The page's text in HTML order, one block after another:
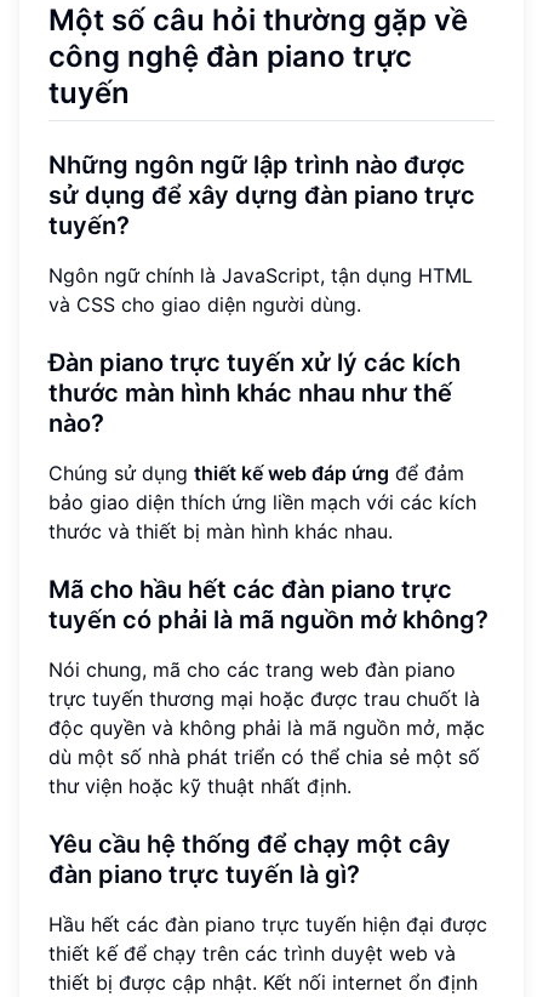
Một số câu hỏi thường gặp về
công nghệ đàn piano trực
tuyến
Những ngôn ngữ lập trình nào được
sử dụng để xây dựng đàn piano trực
tuyến?
Ngôn ngữ chính là JavaScript, tận dụng HTML
và CSS cho giao diện người dùng.
Đàn piano trực tuyến xử lý các kích
thước màn hình khác nhau như thế
nào?
Chúng sử dụng thiết kế web đáp ứng để đảm
bảo giao diện thích ứng liền mạch với các kích
thước và thiết bị màn hình khác nhau.
Mã cho hầu hết các đàn piano trực
tuyến có phải là mã nguồn mở không?
Nói chung, mã cho các trang web đàn piano
trực tuyến thương mại hoặc được trau chuốt là
độc quyền và không phải là mã nguồn mở, mặc
dù một số nhà phát triển có thể chia sẻ một số
thư viện hoặc kỹ thuật nhất định.
Yêu cầu hệ thống để chạy một cây
đàn piano trực tuyến là gì?
Hầu hết các đàn piano trực tuyến hiện đại được
thiết kế để chạy trên các trình duyệt web và
thiết bị được cập nhật. Kết nối internet ổn định